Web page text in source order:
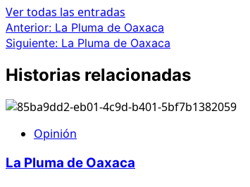
Ver todas las entradas
Navegación
de
entradas
Anterior: La Pluma de Oaxaca
Siguiente: La Pluma de Oaxaca
Historias relacionadas
Opinión
La Pluma de Oaxaca